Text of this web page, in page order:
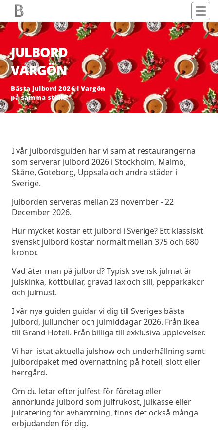
JULBORD
VARGÖN
Bästa julbord 2026 i Vargön
på samma ställe
I vår julbordsguiden har vi samlat restaurangerna
som serverar julbord 2026 i Stockholm, Malmö,
Skåne, Goteborg, Uppsala och andra städer i
Sverige.
Julborden serveras mellan 23 november - 22
December 2026.
Hur mycket kostar ett julbord i Sverige? Ett klassiskt
svenskt julbord kostar normalt mellan 375 och 680
kronor.
Vad äter man på julbord? Typisk svensk julmat är
julskinka, köttbullar, gravad lax och sill, pepparkakor
och julmust.
I vår nya guiden guidar vi dig till Sveriges bästa
julbord, julluncher och julmiddagar 2026. Från Ikea
till Grand Hotell. Från billiga till exklusiva upplevelser.
Vi har listat aktuella julshow och underhållning samt
julbordpaket med övernattning på hotell, slott eller
herrgård.
Om du letar efter julfest för företag eller
annorlunda julbord som julfrukost, julkasse eller
julcatering för avhämtning, finns det också många
erbjudanden för dig.